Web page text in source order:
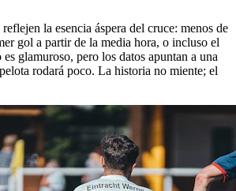
la esencia áspera del cruce: menos de
gol a partir de la media hora, o incluso el
glamuroso, pero los datos apuntan a una
rodará poco. La historia no miente; el